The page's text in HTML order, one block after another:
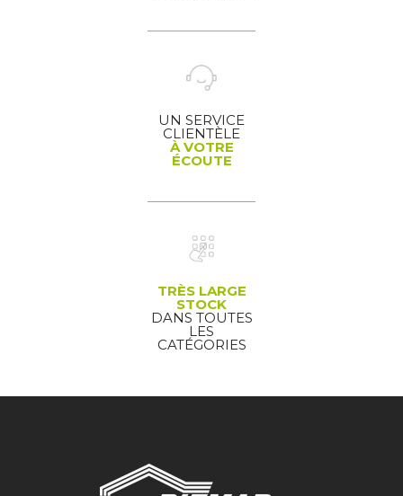
UN SERVICE
CLIENTÈLE
À VOTRE
ÉCOUTE
TRÈS LARGE
STOCK
DANS TOUTES
LES
CATÉGORIES